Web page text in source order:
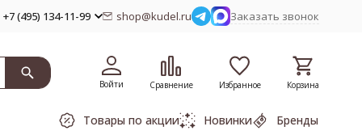
+7 (495) 134-11-99 shop@kudel.ru Заказать звонок
Войти Сравнение Избранное Корзина
Товары по акции Новинки Бренды